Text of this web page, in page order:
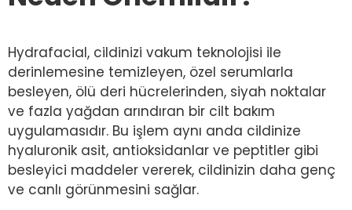
Hydrafacial, cildinizi vakum teknolojisi ile
derinlemesine temizleyen, özel serumlarla
besleyen, ölü deri hücrelerinden, siyah noktalar
ve fazla yağdan arındıran bir cilt bakım
uygulamasıdır. Bu işlem aynı anda cildinize
hyaluronik asit, antioksidanlar ve peptitler gibi
besleyici maddeler vererek, cildinizin daha genç
ve canlı görünmesini sağlar.